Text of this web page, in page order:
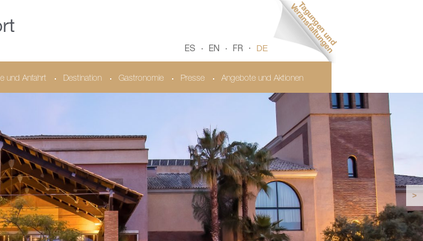
ES EN FR DE
und Anfahrt Destination Gastronomie Presse Angebote und Aktionen
>